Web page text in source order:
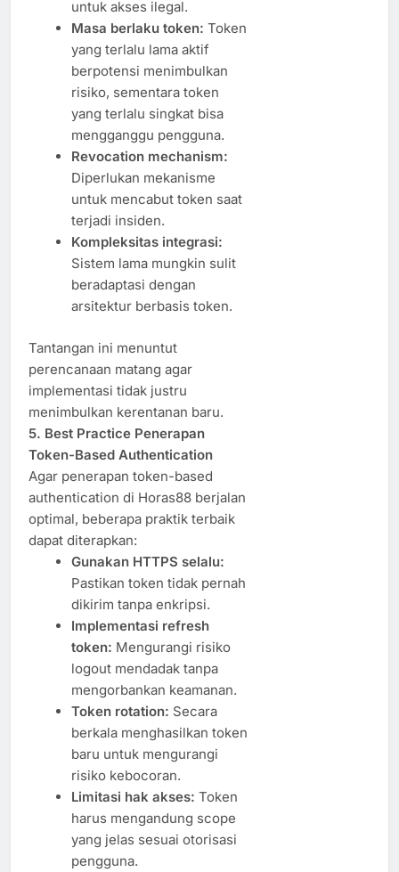
untuk akses ilegal.
Masa berlaku token: Token
yang terlalu lama aktif
berpotensi menimbulkan
risiko, sementara token
yang terlalu singkat bisa
mengganggu pengguna.
Revocation mechanism:
Diperlukan mekanisme
untuk mencabut token saat
terjadi insiden.
Kompleksitas integrasi:
Sistem lama mungkin sulit
beradaptasi dengan
arsitektur berbasis token.
Tantangan ini menuntut
perencanaan matang agar
implementasi tidak justru
menimbulkan kerentanan baru.
5. Best Practice Penerapan
Token-Based Authentication
Agar penerapan token-based
authentication di Horas88 berjalan
optimal, beberapa praktik terbaik
dapat diterapkan:
Gunakan HTTPS selalu:
Pastikan token tidak pernah
dikirim tanpa enkripsi.
Implementasi refresh
token: Mengurangi risiko
logout mendadak tanpa
mengorbankan keamanan.
Token rotation: Secara
berkala menghasilkan token
baru untuk mengurangi
risiko kebocoran.
Limitasi hak akses: Token
harus mengandung scope
yang jelas sesuai otorisasi
pengguna.